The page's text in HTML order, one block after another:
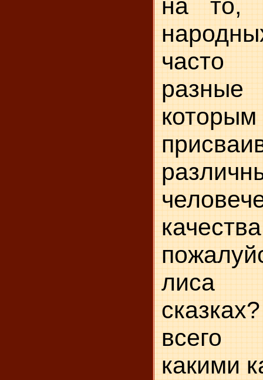
на то,
часто
которым
лиса
всего
какими